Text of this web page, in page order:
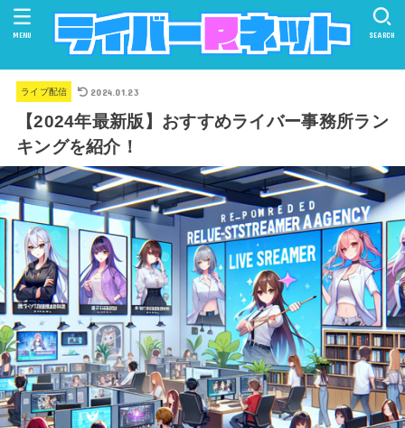
SEARCH
MENU
ライブ配信 2024.01.23
【2024年最新版】おすすめライバー事務所ラン
キングを紹介！